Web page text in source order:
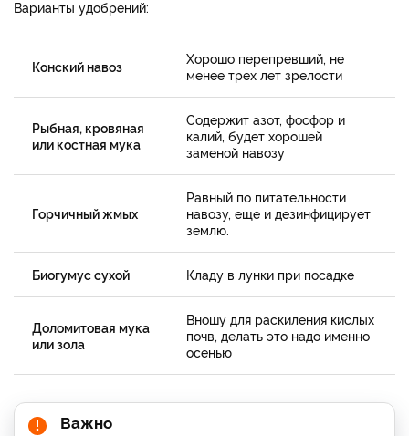
Варианты удобрений:
Конский навоз
Хорошо перепревший, не
менее трех лет зрелости
Рыбная, кровяная
или костная мука
Содержит азот, фосфор и
калий, будет хорошей
заменой навозу
Горчичный жмых
Равный по питательности
навозу, еще и дезинфицирует
землю.
Биогумус сухой Кладу в лунки при посадке
Доломитовая мука
или зола
Вношу для раскиления кислых
почв, делать это надо именно
осенью
Важно